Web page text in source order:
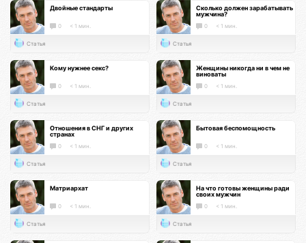
Двойные стандарты
0 < 1 мин.
Статья
Сколько должен зарабатывать
мужчина?
0 < 1 мин.
Статья
Кому нужнее секс?
0 < 1 мин.
Статья
Женщины никогда ни в чем не
виноваты
0 < 1 мин.
Статья
Отношения в СНГ и других
странах
0 < 1 мин.
Статья
Бытовая беспомощность
0 < 1 мин.
Статья
Матриархат
0 < 1 мин.
Статья
На что готовы женщины ради
своих мужчин
0 < 1 мин.
Статья